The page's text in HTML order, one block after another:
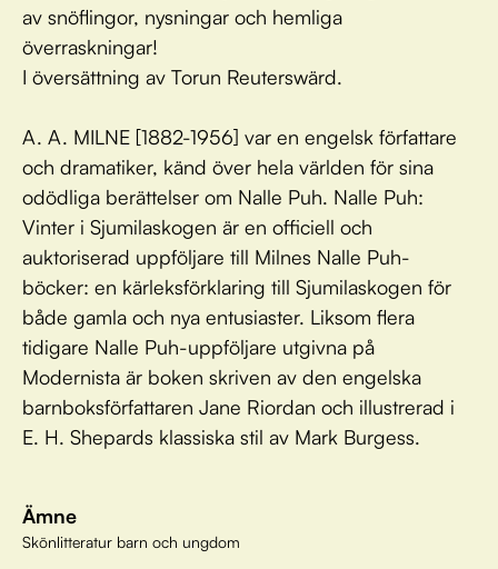
av snöflingor, nysningar och hemliga
överraskningar!
I översättning av Torun Reuterswärd.
A. A. MILNE [1882-1956] var en engelsk författare
och dramatiker, känd över hela världen för sina
odödliga berättelser om Nalle Puh. Nalle Puh:
Vinter i Sjumilaskogen är en officiell och
auktoriserad uppföljare till Milnes Nalle Puh-
böcker: en kärleksförklaring till Sjumilaskogen för
både gamla och nya entusiaster. Liksom flera
tidigare Nalle Puh-uppföljare utgivna på
Modernista är boken skriven av den engelska
barnboksförfattaren Jane Riordan och illustrerad i
E. H. Shepards klassiska stil av Mark Burgess.
Ämne
Skönlitteratur barn och ungdom